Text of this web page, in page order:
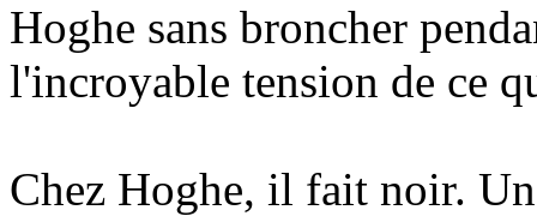
Hoghe sans broncher
l'incroyable tension de ce
Chez Hoghe, il fait noir.